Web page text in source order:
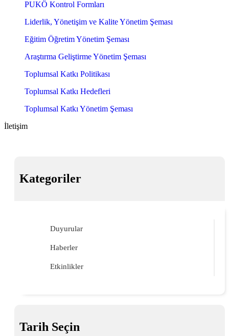
PUKÖ Kontrol Formları
Liderlik, Yönetişim ve Kalite Yönetim Şeması
Eğitim Öğretim Yönetim Şeması
Araştırma Geliştirme Yönetim Şeması
Toplumsal Katkı Politikası
Toplumsal Katkı Hedefleri
Toplumsal Katkı Yönetim Şeması
İletişim
Kategoriler
Duyurular
Haberler
Etkinlikler
Tarih Seçin